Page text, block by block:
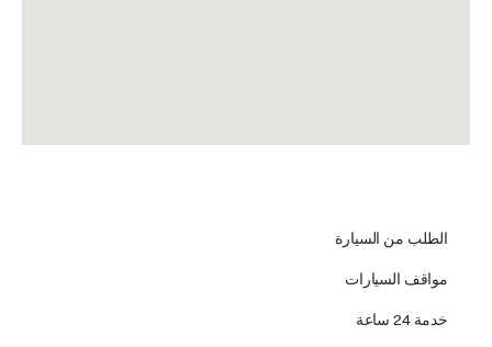
الطلب من السيارة
مواقف السيارات
خدمة 24 ساعة